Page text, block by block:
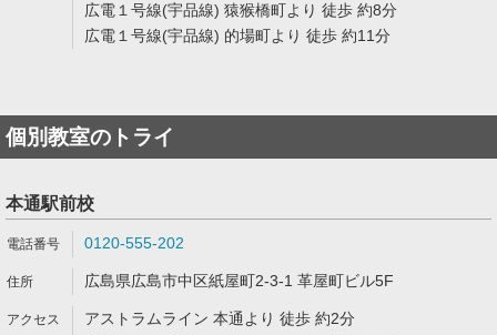
広電１号線(宇品線) 猿猴橋町より 徒歩 約8分
広電１号線(宇品線) 的場町より 徒歩 約11分
個別教室のトライ
本通駅前校
0120-555-202
広島県広島市中区紙屋町2-3-1 革屋町ビル5F
アストラムライン 本通より 徒歩 約2分